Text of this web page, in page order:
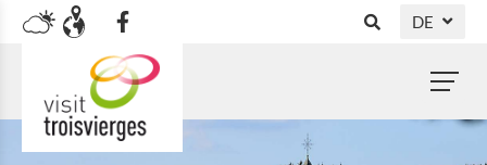
DE
FR
EN